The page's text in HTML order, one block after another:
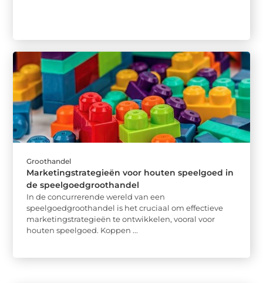
Groothandel
Marketingstrategieën voor houten speelgoed in
de speelgoedgroothandel
In de concurrerende wereld van een
speelgoedgroothandel is het cruciaal om effectieve
marketingstrategieën te ontwikkelen, vooral voor
houten speelgoed. Koppen ...